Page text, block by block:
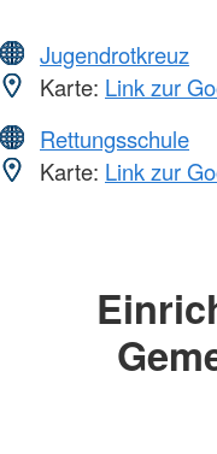
Jugendrotkreuz
Karte: Link zur
Rettungsschule
Karte: Link zur